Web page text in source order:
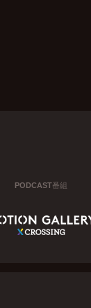
PODCAST番組